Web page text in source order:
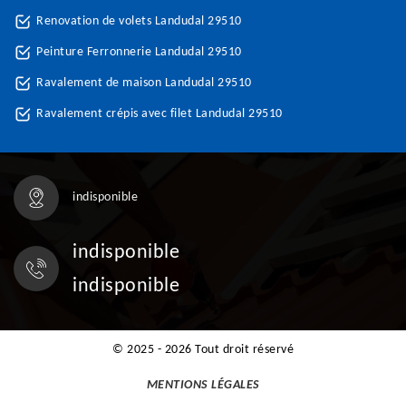
Renovation de volets Landudal 29510
Peinture Ferronnerie Landudal 29510
Ravalement de maison Landudal 29510
Ravalement crépis avec filet Landudal 29510
indisponible
indisponible
indisponible
© 2025 - 2026 Tout droit réservé
MENTIONS LÉGALES